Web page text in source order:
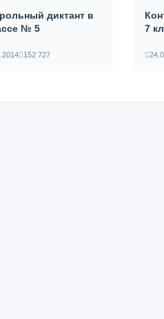
диктант в
№ 5
152 727
7